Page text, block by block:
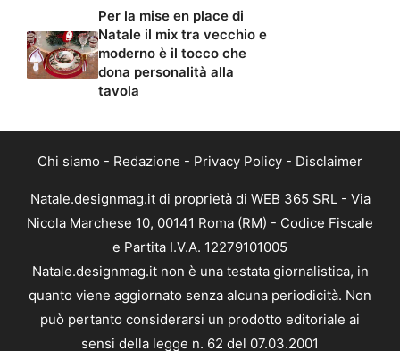
Per la mise en place di
Natale il mix tra vecchio e
moderno è il tocco che
dona personalità alla
tavola
Chi siamo - Redazione - Privacy Policy - Disclaimer
Natale.designmag.it di proprietà di WEB 365 SRL - Via
Nicola Marchese 10, 00141 Roma (RM) - Codice Fiscale
e Partita I.V.A. 12279101005
Natale.designmag.it non è una testata giornalistica, in
quanto viene aggiornato senza alcuna periodicità. Non
può pertanto considerarsi un prodotto editoriale ai
sensi della legge n. 62 del 07.03.2001